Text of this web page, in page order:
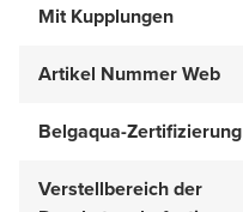
Mit Kupplungen
Artikel Nummer Web
Belgaqua-Zertifizierung
Verstellbereich der